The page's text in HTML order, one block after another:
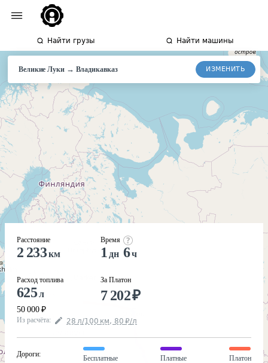
Найти грузы Найти машины
Великие Луки→ Владикавказ ИЗМЕНИТЬ
Расстояние
2 233км
Расход топлива
625л
50 000 ₽
Время
1 дн 6ч
За Платон
7 202₽
Из расчёта: 28 л/100 км, 80 ₽/л
Дороги:
Бесплатные Платные Платон